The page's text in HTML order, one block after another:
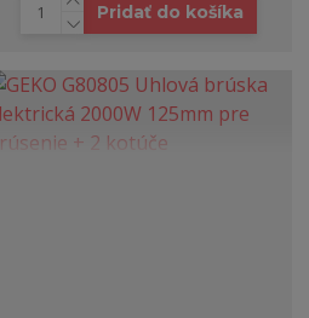
Pridať do košíka